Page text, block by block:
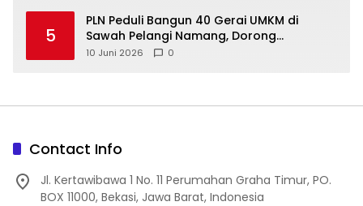
5
‎PLN Peduli Bangun 40 Gerai UMKM di
Sawah Pelangi Namang, Dorong
10 Juni 2026 0
Contact Info
Jl. Kertawibawa 1 No. 11 Perumahan Graha Timur, PO.
BOX 11000, Bekasi, Jawa Barat, Indonesia